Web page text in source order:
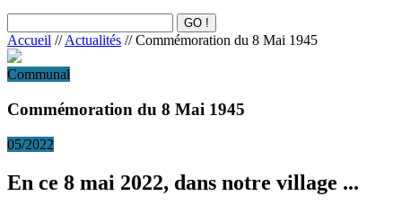
Accueil //Actualités // Commémoration du 8 Mai 1945
Communal
Commémoration du 8 Mai 1945
05/2022
En ce 8 mai 2022, dans notre village ...